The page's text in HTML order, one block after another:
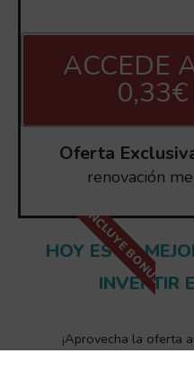
ACCEDE
Oferta
renovación
INCLUYE BONUS
HOY ES EL
INVERTIR
¡Aprovecha la oferta